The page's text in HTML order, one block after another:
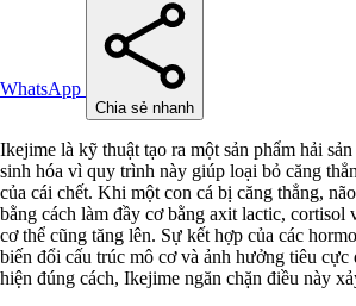
WhatsApp
Chia sẻ nhanh
Ikejime là kỹ thuật tạo ra một sản phẩm hải
sinh hóa vì quy trình này giúp loại bỏ căng
của cái chết. Khi một con cá bị căng thẳng,
bằng cách làm đầy cơ bằng axit lactic, cortisol
cơ thể cũng tăng lên. Sự kết hợp của các
biến đổi cấu trúc mô cơ và ảnh hưởng tiêu
hiện đúng cách, Ikejime ngăn chặn điều này